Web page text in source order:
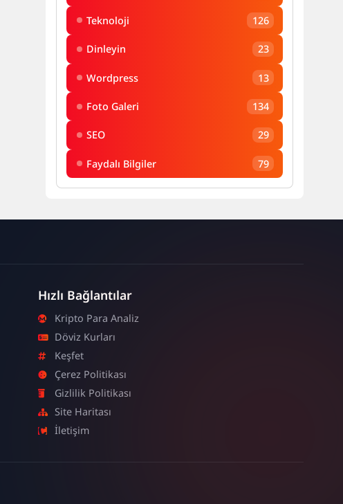
Teknoloji 126
Dinleyin 23
Wordpress 13
Foto Galeri 134
SEO 29
Faydalı Bilgiler 79
Hızlı Bağlantılar
Kripto Para Analiz
Döviz Kurları
Keşfet
Çerez Politikası
Gizlilik Politikası
Site Haritası
İletişim